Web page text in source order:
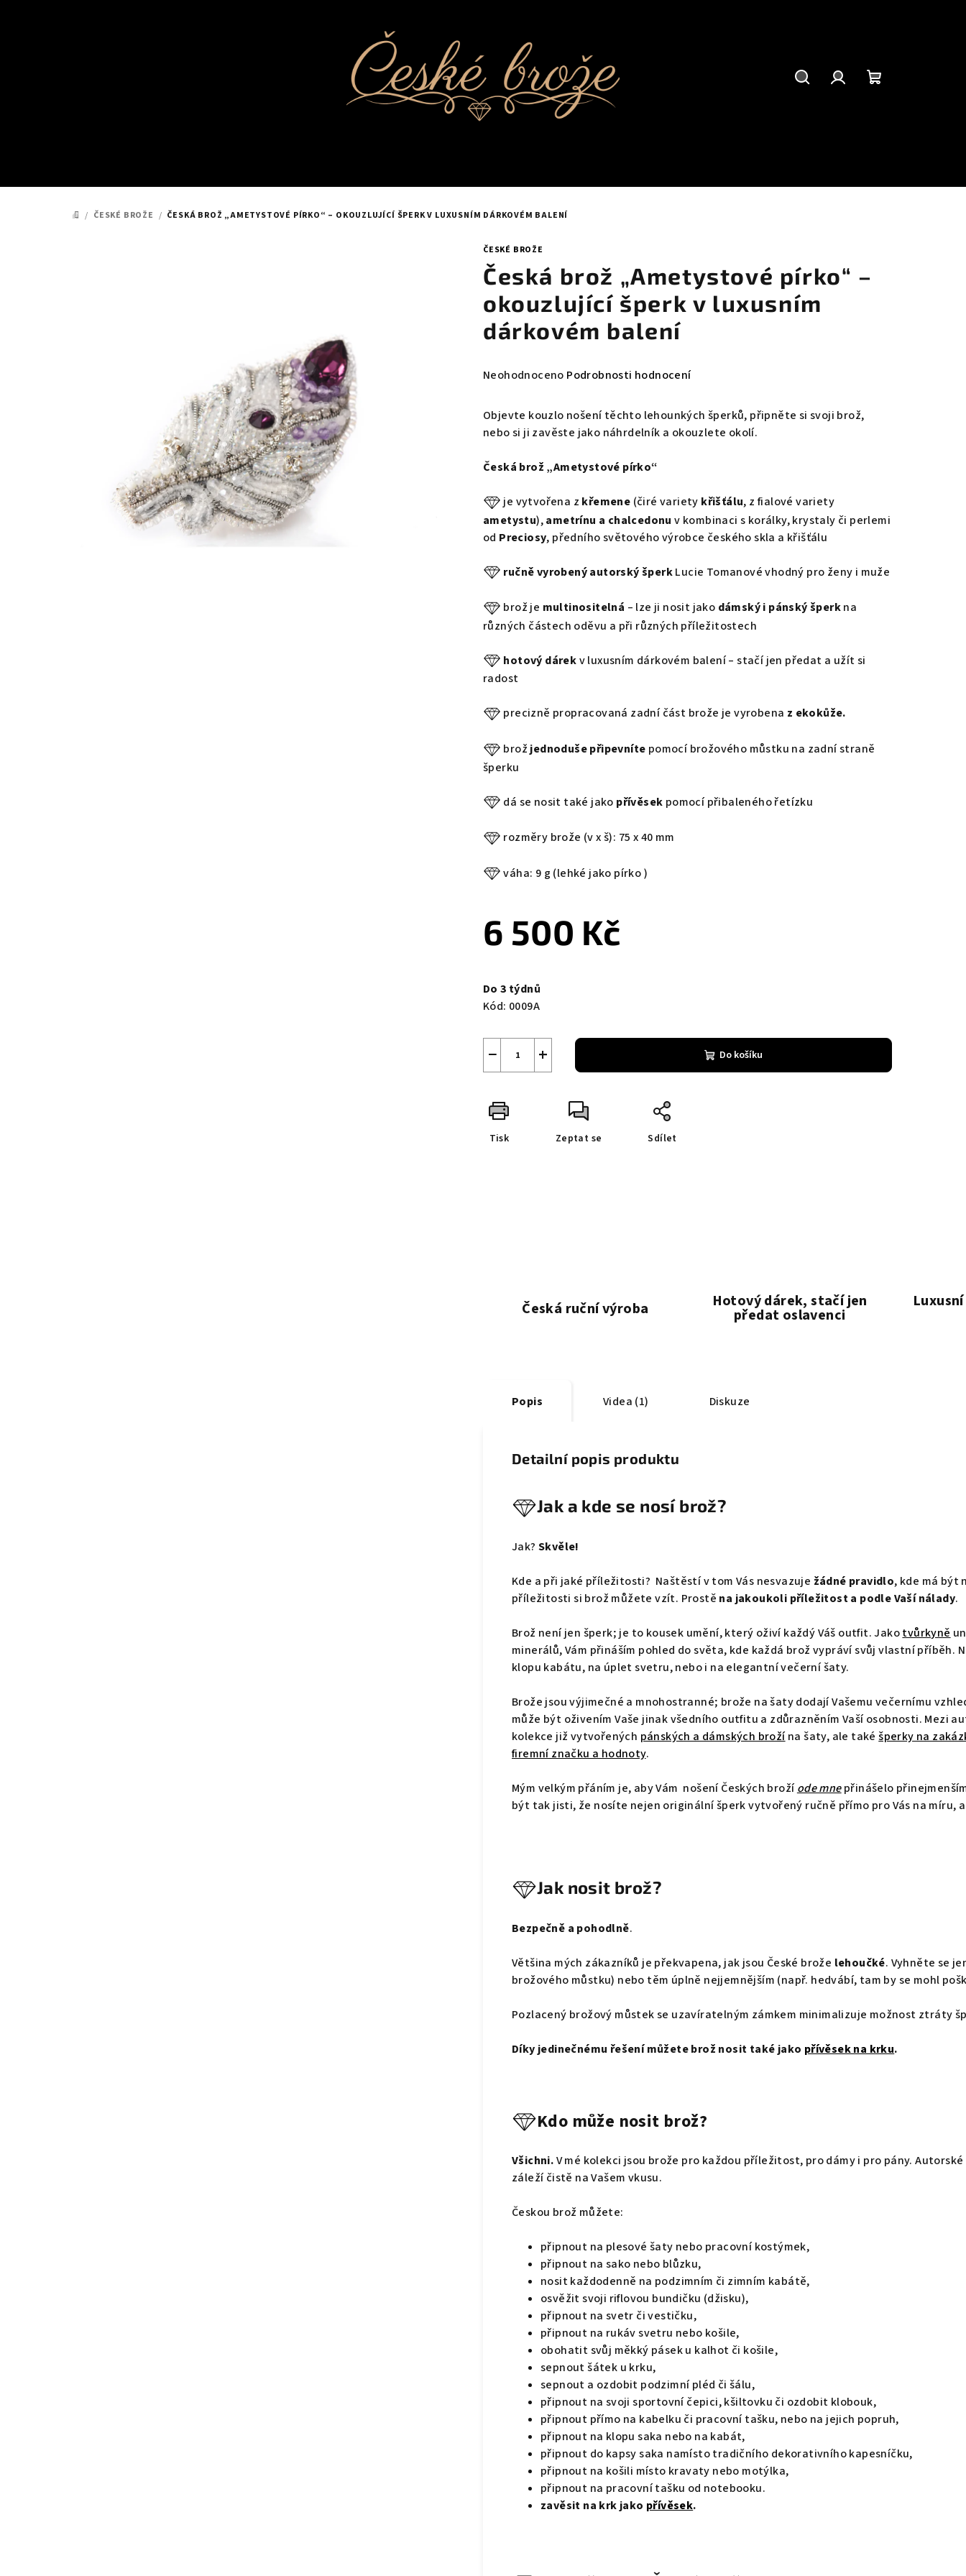
DOMŮ
/ ČESKÉ BROŽE / ČESKÁ BROŽ „AMETYSTOVÉ PÍRKO“ – OKOUZLUJÍCÍ ŠPERK V LUXUSNÍM DÁRKOVÉM BALENÍ
ČESKÉ BROŽE
Česká brož „Ametystové pírko“ –
okouzlující šperk v luxusním
dárkovém balení
Průměrné
produktu
z
hvězdiček.
Neohodnoceno Podrobnosti hodnocení
Objevte kouzlo nošení těchto lehounkých šperků, připněte si svoji brož,
nebo si ji zavěste jako náhrdelník a okouzlete okolí.
Česká brož „Ametystové pírko“
je vytvořena z křemene (čiré variety křišťálu, z fialové variety
ametystu),ametrínu a chalcedonu v kombinaci s korálky, krystaly či perlemi
od Preciosy, předního světového výrobce českého skla a křišťálu
ručně vyrobený autorský šperkLucie Tomanové vhodný pro ženy i muže
brož je multinositelná – lze ji nosit jako dámský i pánský šperkna
různých částech oděvu a při různých příležitostech
hotový dárekv luxusním dárkovém balení – stačí jen předat a užít si
radost
precizně propracovaná zadní část brože je vyrobena z ekokůže.
brož jednoduše připevníte pomocí brožového můstku na zadní straně
šperku
dá se nosit také jako přívěsek pomocí přibaleného řetízku
rozměry brože (v x š): 75 x 40 mm
váha: 9 g (lehké jako pírko )
6 500 Kč
cena:
Do 3 týdnů
Kód: 0009A
+
− Do košíku
Tisk Zeptat se Sdílet
Česká ruční výroba Hotový dárek, stačí jen
předat oslavenci
Popis Videa (1) Diskuze
Detailní popis produktu
Jak a kde se nosí brož?
Jak? Skvěle!
Kde a při jaké příležitosti? Naštěstí v tom Vás nesvazuje žádné pravidlo, kde má být
příležitosti si brož můžete vzít. Prostě na jakoukoli příležitost a podle Vaší nálady.
Brož není jen šperk; je to kousek umění, který oživí každý Váš outfit. Jakotvůrkyně
minerálů, Vám přináším pohled do světa, kde každá brož vypráví svůj vlastní příběh.
klopu kabátu, na úplet svetru, nebo i na elegantní večerní šaty.
Brože jsou výjimečné a mnohostranné; brože na šaty dodají Vašemu večernímu
může být oživením Vaše jinak všedního outfitu a zdůrazněním Vaší osobnosti. Mezi
kolekce již vytvořených pánských a dámských brožína šaty, ale takéšperky na
firemní značku a hodnoty.
Mým velkým přáním je, aby Vám nošení Českých brožíode mnepřinášelo
být tak jisti, že nosíte nejen originální šperk vytvořený ručně přímo pro Vás na míru,
Jak nosit brož?
Bezpečně a pohodlně.
Většina mých zákazníků je překvapena, jak jsou České brože lehoučké. Vyhněte se
brožového můstku) nebo těm úplně nejjemnějším (např. hedvábí, tam by se mohl
Pozlacený brožový můstek se uzavíratelným zámkem minimalizuje možnost ztráty
Díky jedinečnému řešení můžete brož nosit také jako přívěsek na krku.
Kdo může nosit brož?
Všichni.V mé kolekci jsou brože pro každou příležitost, pro dámy i pro pány.
záleží čistě na Vašem vkusu.
Českou brož můžete:
připnout na plesové šaty nebo pracovní kostýmek,
připnout na sako nebo blůzku,
nosit každodenně na podzimním či zimním kabátě,
osvěžit svoji riflovou bundičku (džisku),
připnout na svetr či vestičku,
připnout na rukáv svetru nebo košile,
obohatit svůj měkký pásek u kalhot či košile,
sepnout šátek u krku,
sepnout a ozdobit podzimní pléd či šálu,
připnout na svoji sportovní čepici, kšiltovku či ozdobit klobouk,
připnout přímo na kabelku či pracovní tašku, nebo na jejich popruh,
připnout na klopu saka nebo na kabát,
připnout do kapsy saka namísto tradičního dekorativního kapesníčku,
připnout na košili místo kravaty nebo motýlka,
připnout na pracovní tašku od notebooku.
zavěsit na krk jako přívěsek.